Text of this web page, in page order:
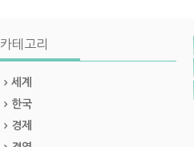
카테고리
세계
한국
경제